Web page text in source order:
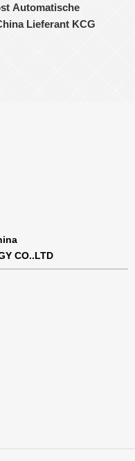
Automatische
Lieferant KCG
CO..LTD